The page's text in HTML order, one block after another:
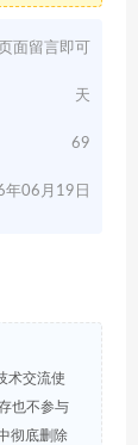
面留言即可
天
69
年06月19日
术交流使
也不参与
彻底删除